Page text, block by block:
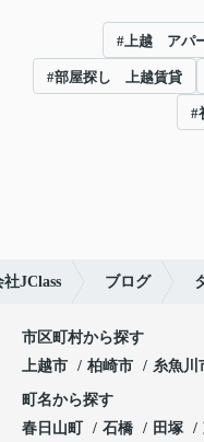
#上越 アパ
#部屋探し 上越賃貸
#
JClass ブログ
市区町村から探す
上越市
柏崎市 糸魚川
町名から探す
春日山町
石橋 田塚